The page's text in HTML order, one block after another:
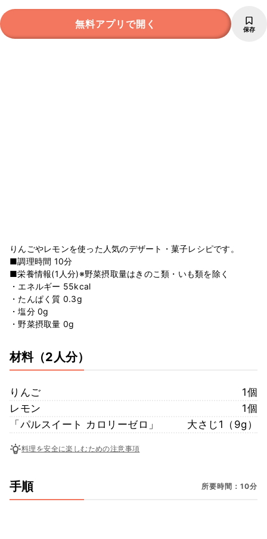
無料アプリで開く 保存
りんごやレモンを使った人気のデザート・菓子レシピです。
■調理時間 10分
■栄養情報(1人分)※野菜摂取量はきのこ類・いも類を除く
・エネルギー 55kcal
・たんぱく質 0.3g
・塩分 0g
・野菜摂取量 0g
材料（2人分）
りんご
1個
レモン
1個
「パルスイート カロリーゼロ」
大さじ1（9g）
料理を安全に楽しむための注意事項
手順 所要時間：10分